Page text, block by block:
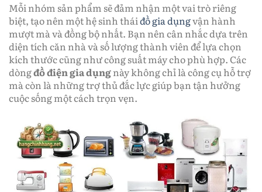
Mỗi nhóm sản phẩm sẽ đảm nhận một vai trò riêng
biệt, tạo nên một hệ sinh tháiđồ gia dụngvận hành
mượt mà và đồng bộ nhất. Bạn nên cân nhắc dựa trên
diện tích căn nhà và số lượng thành viên để lựa chọn
kích thước cũng như công suất máy cho phù hợp. Các
dòngđồ điện gia dụngnày không chỉ là công cụ hỗ trợ
mà còn là những trợ thủ đắc lực giúp bạn tận hưởng
cuộc sống một cách trọn vẹn.